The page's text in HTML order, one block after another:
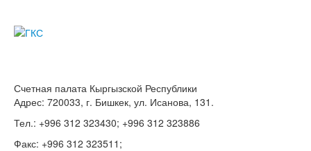
Счетная палата Кыргызской Республики
Адрес: 720033, г. Бишкек, ул. Исанова, 131.
Тел.: +996 312 323430; +996 312 323886
Факс: +996 312 323511;